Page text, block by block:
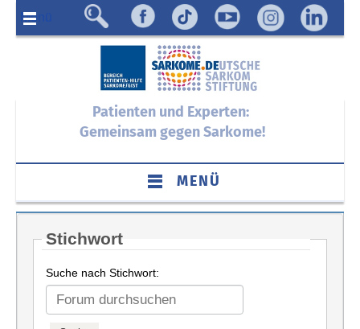
Menü
Patienten und Experten:
Gemeinsam gegen Sarkome!
MENÜ
Stichwort
Suche nach Stichwort: